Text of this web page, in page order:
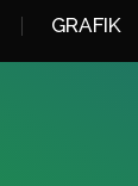
GRAFIK